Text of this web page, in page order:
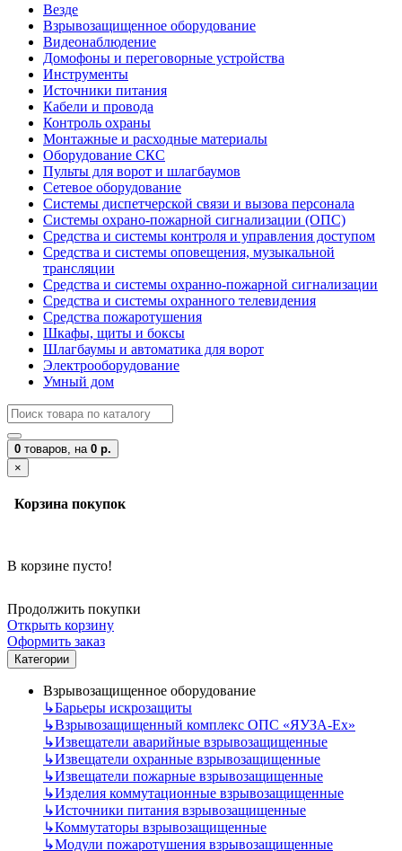
Везде
Взрывозащищенное оборудование
Видеонаблюдение
Домофоны и переговорные устройства
Инструменты
Источники питания
Кабели и провода
Контроль охраны
Монтажные и расходные материалы
Оборудование СКС
Пульты для ворот и шлагбаумов
Сетевое оборудование
Системы диспетчерской связи и вызова персонала
Системы охрано-пожарной сигнализации (ОПС)
Средства и системы контроля и управления доступом
Средства и системы оповещения, музыкальной
трансляции
Средства и системы охранно-пожарной сигнализации
Средства и системы охранного телевидения
Средства пожаротушения
Шкафы, щиты и боксы
Шлагбаумы и автоматика для ворот
Электрооборудование
Умный дом
0 товаров, на 0 р.
×
Корзина покупок
В корзине пусто!
Продолжить покупки
Открыть корзину
Оформить заказ
Категории
Взрывозащищенное оборудование
↳Барьеры искрозащиты
↳Взрывозащищенный комплекс ОПС «ЯУЗА-Ех»
↳Извещатели аварийные взрывозащищенные
↳Извещатели охранные взрывозащищенные
↳Извещатели пожарные взрывозащищенные
↳Изделия коммутационные взрывозащищенные
↳Источники питания взрывозащищенные
↳Коммутаторы взрывозащищенные
↳Модули пожаротушения взрывозащищенные